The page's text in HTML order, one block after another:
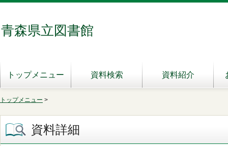
青森県立図書館
トップメニュー 資料検索 資料紹介
トップメニュー >
資料詳細